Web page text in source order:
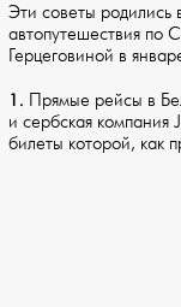
Эти советы родились
автопутешествия по
Герцеговиной в
1. Прямые рейсы в
и сербская компания
билеты которой, как